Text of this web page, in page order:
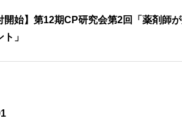
開始】第12期CP研究会第2回「薬剤師
」